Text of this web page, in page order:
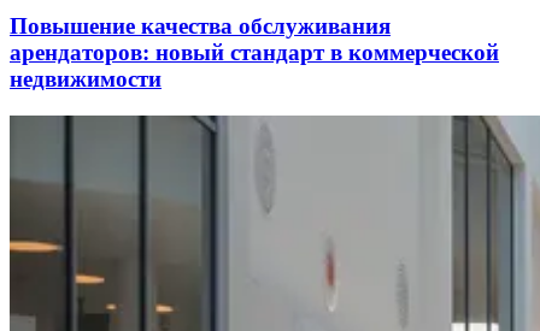
Повышение качества обслуживания
арендаторов: новый стандарт в коммерческой
недвижимости